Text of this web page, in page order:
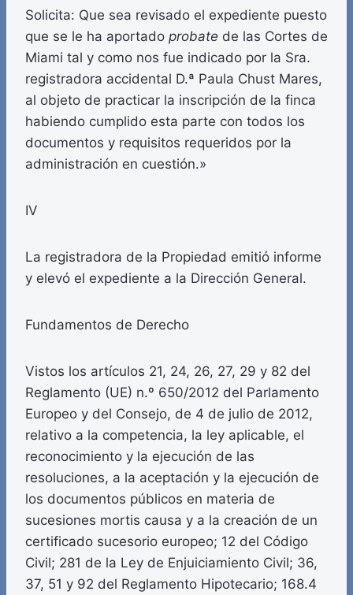
Solicita: Que sea revisado el expediente puesto
que se le ha aportado probate de las Cortes de
Miami tal y como nos fue indicado por la Sra.
registradora accidental D.ª Paula Chust Mares,
al objeto de practicar la inscripción de la finca
habiendo cumplido esta parte con todos los
documentos y requisitos requeridos por la
administración en cuestión.»
IV
La registradora de la Propiedad emitió informe
y elevó el expediente a la Dirección General.
Fundamentos de Derecho
Vistos los artículos 21, 24, 26, 27, 29 y 82 del
Reglamento (UE) n.º 650/2012 del Parlamento
Europeo y del Consejo, de 4 de julio de 2012,
relativo a la competencia, la ley aplicable, el
reconocimiento y la ejecución de las
resoluciones, a la aceptación y la ejecución de
los documentos públicos en materia de
sucesiones mortis causa y a la creación de un
certificado sucesorio europeo; 12 del Código
Civil; 281 de la Ley de Enjuiciamiento Civil; 36,
37, 51 y 92 del Reglamento Hipotecario; 168.4